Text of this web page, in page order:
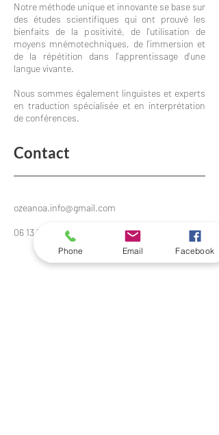
Notre méthode unique et innovante se base sur
des études scientifiques qui ont prouvé les
bienfaits de la positivité, de l'utilisation de
moyens mnémotechniques, de l'immersion et
de la répétition dans l'apprentissage d'une
langue vivante.
Nous sommes également linguistes et experts
en traduction spécialisée et en interprétation
de conférences.
Contact
ozeanoa.info@gmail.com
06 13 04 58 18
Phone Email Facebook